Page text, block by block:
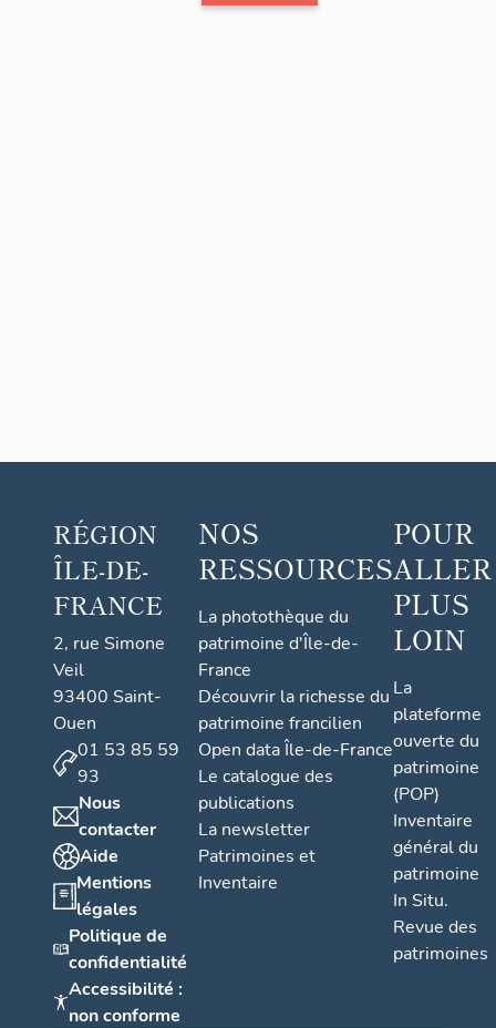
RÉGION
ÎLE-DE-
FRANCE
2, rue Simone
Veil
93400 Saint-
Ouen
01 53 85 59
93
Nous
contacter
Aide
Mentions
légales
Politique de
confidentialité
Accessibilité :
non conforme
NOS
RESSOURCES
La photothèque du
patrimoine d'Île-de-
France
Découvrir la richesse du
patrimoine francilien
Open data Île-de-France
Le catalogue des
publications
La newsletter
Patrimoines et
Inventaire
POUR
ALLER
PLUS
LOIN
La
plateforme
ouverte du
patrimoine
(POP)
Inventaire
général du
patrimoine
In Situ.
Revue des
patrimoines